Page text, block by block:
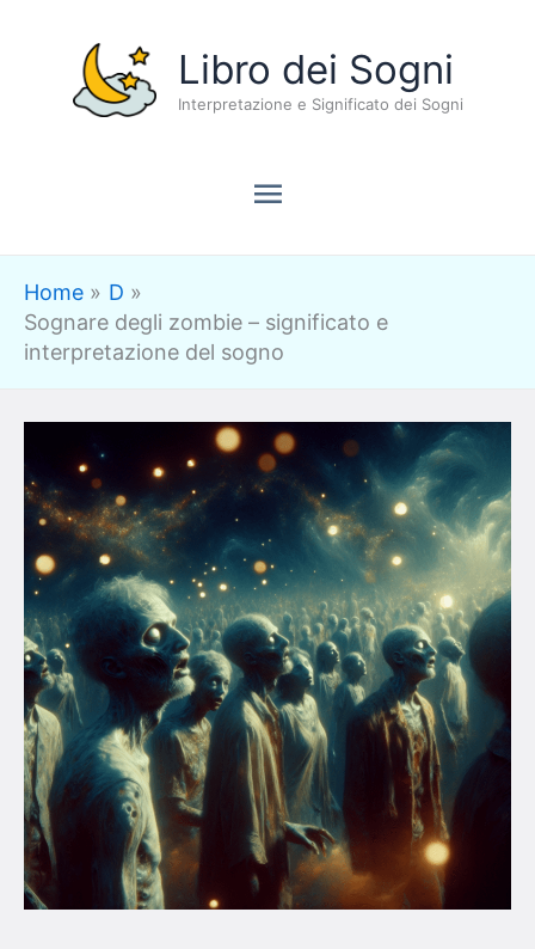
contenuto
Libro dei Sogni
Interpretazione e Significato dei Sogni
Menu
principale
Home
D
Sognare degli zombie – significato e
interpretazione del sogno